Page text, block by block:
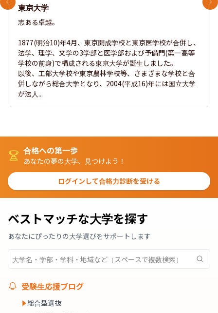
東京大学
志ある卓越。
1877(明治10)年4月、東京開成学校と東京医学校が合併し、
法学、理学、文学の3学部と医学部および予備門(第一高等
学校の前身)で構成される東京大学が誕生しました。
以後、工部大学校や東京農林学校等、さまざまな学校と合
併しながら総合大学となり、2004(平成16)年には国立大学
が法人...
前のスライド 次
合格への第一歩
あなたの夢の大学、見つけよう！
ログインして合格力診断を受ける
ベストマッチな大学を探す
あなたにぴったりの大学選びをサポートします
受験生応援ブログ
総合型選抜